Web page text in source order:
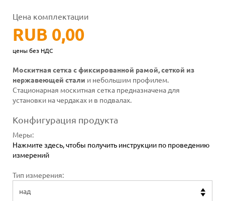
Цена комплектации
RUB 0,00
цены без НДС
Москитная сетка с фиксированной рамой, сеткой из
нержавеющей стали и небольшим профилем.
Стационарная москитная сетка предназначена для
установки на чердаках и в подвалах.
Конфигурация продукта
Меры:
Нажмите здесь, чтобы получить инструкции по проведению
измерений
Тип измерения: